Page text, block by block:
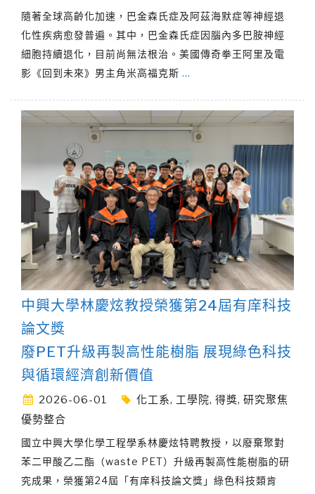
隨著全球高齡化加速，巴金森氏症及阿茲海默症等神經退
化性疾病愈發普遍。其中，巴金森氏症因腦內多巴胺神經
細胞持續退化，目前尚無法根治。美國傳奇拳王阿里及電
影《回到未來》男主角米高福克斯 …
中興大學林慶炫教授榮獲第24屆有庠科技
論文獎
廢PET升級再製高性能樹脂 展現綠色科技
與循環經濟創新價值
2026-06-01 化工系, 工學院, 得獎, 研究聚焦
優勢整合
國立中興大學化學工程學系林慶炫特聘教授，以廢棄聚對
苯二甲酸乙二酯（waste PET）升級再製高性能樹脂的研
究成果，榮獲第24屆「有庠科技論文獎」綠色科技類肯